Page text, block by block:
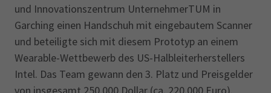
und Innovationszentrum UnternehmerTUM in
Garching einen Handschuh mit eingebautem Scanner
und beteiligte sich mit diesem Prototyp an einem
Wearable-Wettbewerb des US-Halbleiterherstellers
Intel. Das Team gewann den 3. Platz und Preisgelder